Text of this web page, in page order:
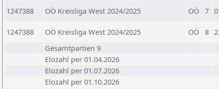
1247388 OÖ Kreisliga West 2024/2025 OÖ 7
1247388 OÖ Kreisliga West 2024/2025 OÖ 8
Gesamtpartien 9
Elozahl per 01.04.2026
Elozahl per 01.07.2026
Elozahl per 01.10.2026